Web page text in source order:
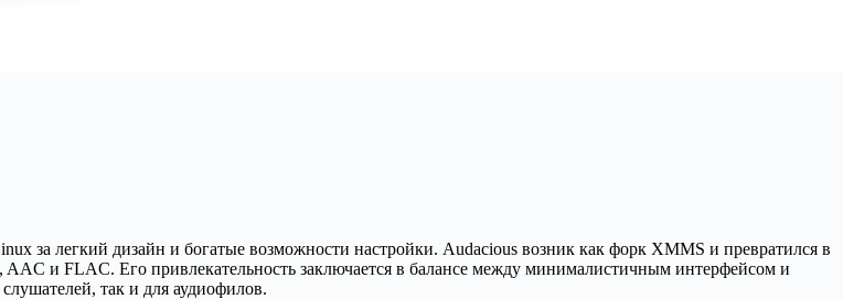
за легкий дизайн и богатые возможности настройки. Audacious возник как форк XMMS и превратился в
и FLAC. Его привлекательность заключается в балансе между минималистичным интерфейсом и
так и для аудиофилов.